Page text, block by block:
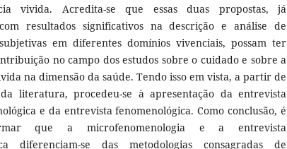
vivida. Acredita-se que essas duas propostas, já
resultados significativos na descrição e análise de
em diferentes domínios vivenciais, possam ter
no campo dos estudos sobre o cuidado e sobre a
na dimensão da saúde. Tendo isso em vista, a partir de
literatura, procedeu-se à apresentação da entrevista
e da entrevista fenomenológica. Como conclusão, é
que a microfenomenologia e a entrevista
diferenciam-se das metodologias consagradas de